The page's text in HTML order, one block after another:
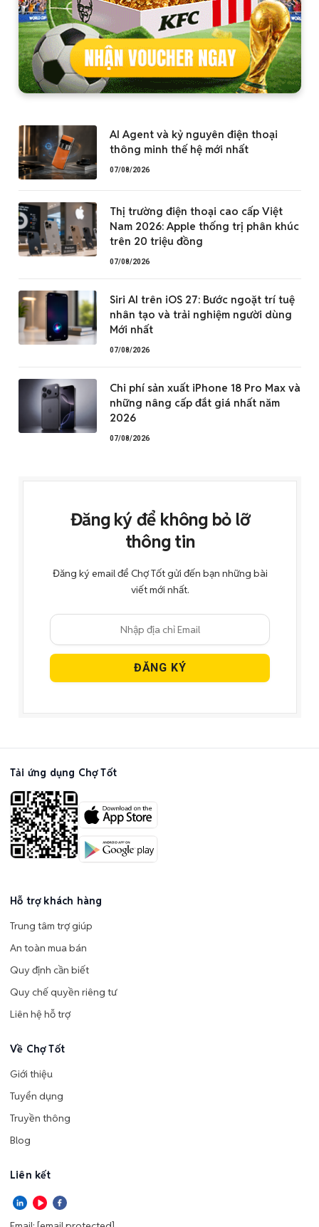
AI Agent và kỷ nguyên điện thoại
thông minh thế hệ mới nhất
07/08/2026
Thị trường điện thoại cao cấp Việt
Nam 2026: Apple thống trị phân khúc
trên 20 triệu đồng
07/08/2026
Siri AI trên iOS 27: Bước ngoặt trí tuệ
nhân tạo và trải nghiệm người dùng
Mới nhất
07/08/2026
Chi phí sản xuất iPhone 18 Pro Max và
những nâng cấp đắt giá nhất năm
2026
07/08/2026
Đăng ký để không bỏ lỡ
thông tin
Đăng ký email để Chợ Tốt gửi đến bạn những bài
viết mới nhất.
Tải ứng dụng Chợ Tốt
Hỗ trợ khách hàng
Trung tâm trợ giúp
An toàn mua bán
Quy định cần biết
Quy chế quyền riêng tư
Liên hệ hỗ trợ
Về Chợ Tốt
Giới thiệu
Tuyển dụng
Truyền thông
Blog
Liên kết